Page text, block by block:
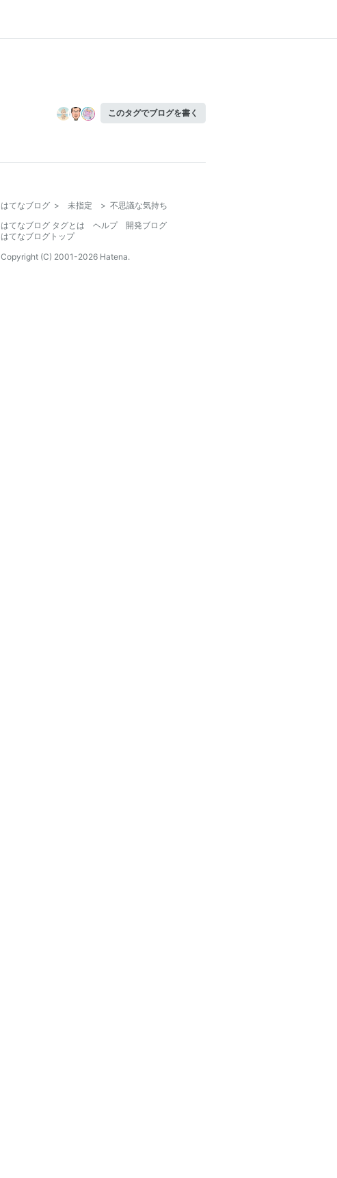
このタグでブログを書く
はてなブログ > 未指定 > 不思議な気持ち
はてなブログ タグとは
ヘルプ
開発ブログ
はてなブログトップ
Copyright (C) 2001-2026 Hatena.